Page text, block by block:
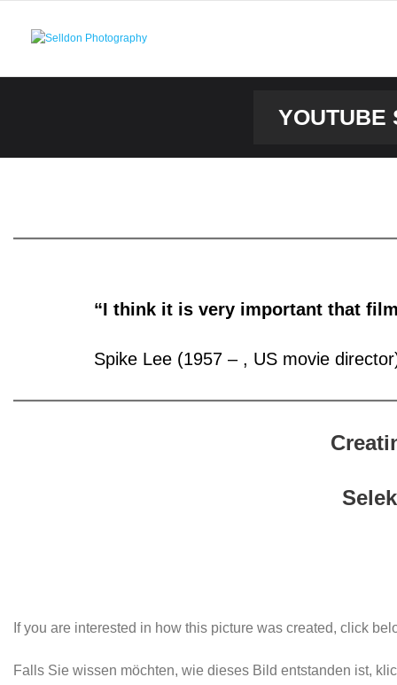
YOUTUBE
“I think it is very important that
Spike Lee (1957 – , US movie
If you are interested in how this picture was created, click
Falls Sie wissen möchten, wie dieses Bild entstanden ist,